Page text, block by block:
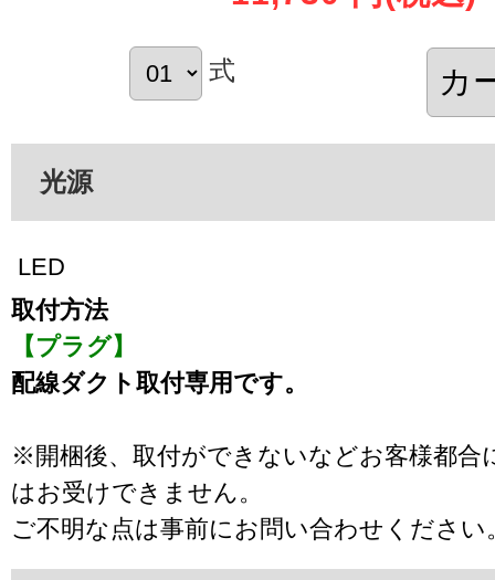
式
光源
LED
取付方法
【プラグ】
配線ダクト取付専用です。
※開梱後、取付ができないなどお客様都合
はお受けできません。
ご不明な点は事前にお問い合わせください